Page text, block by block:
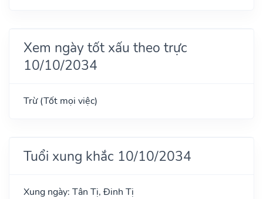
Xem ngày tốt xấu theo trực
10/10/2034
Trừ (Tốt mọi việc)
Tuổi xung khắc 10/10/2034
Xung ngày: Tân Tị, Đinh Tị